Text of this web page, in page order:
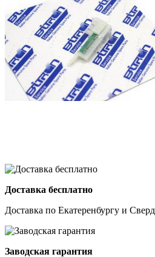
Доставка бесплатно
Доставка по Екатеренбургу и
Заводская гарантия